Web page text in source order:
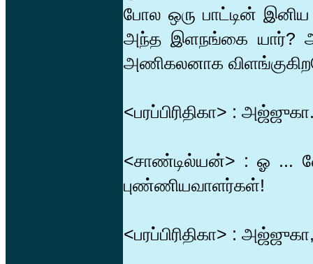
போல ஒரு பாட்டின்
அந்த இளநங்கை யார்?
அணிகலனாக
<பரப்பிரிதிகா> :
<சாண்டில்யன்> : ஓ ...
புண்ணியவாளர்கள்!
<பரப்பிரிதிகா> :